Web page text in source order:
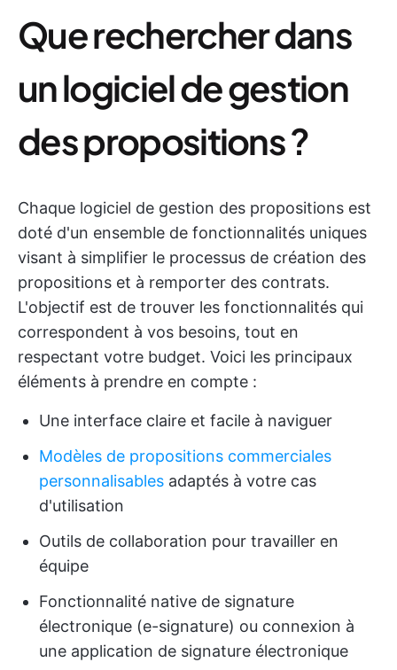
Que rechercher dans
un logiciel de gestion
des propositions ?
Chaque logiciel de gestion des propositions est
doté d'un ensemble de fonctionnalités uniques
visant à simplifier le processus de création des
propositions et à remporter des contrats.
L'objectif est de trouver les fonctionnalités qui
correspondent à vos besoins, tout en
respectant votre budget. Voici les principaux
éléments à prendre en compte :
Une interface claire et facile à naviguer
Modèles de propositions commerciales
personnalisables adaptés à votre cas
d'utilisation
Outils de collaboration pour travailler en
équipe
Fonctionnalité native de signature
électronique (e-signature) ou connexion à
une application de signature électronique